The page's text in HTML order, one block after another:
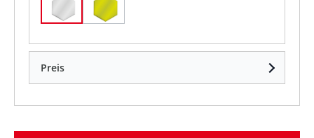
Weiß neongelb
Preis